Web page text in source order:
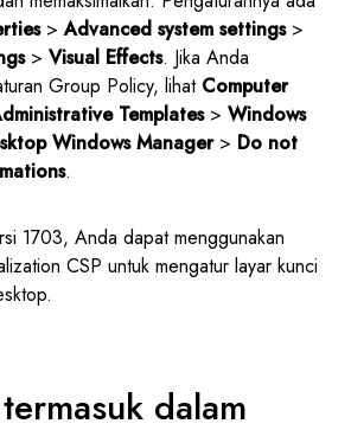
>Advanced system settings>
> Visual Effects. Jika Anda
Group Policy, lihat Computer
Templates> Windows
Windows Manager> Do not
.
1703, Anda dapat menggunakan
CSP untuk mengatur layar kunci
dalam